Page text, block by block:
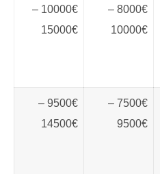
8000€ –
10000€
10000€ –
15000€
7500€ –
9500€
9500€ –
14500€